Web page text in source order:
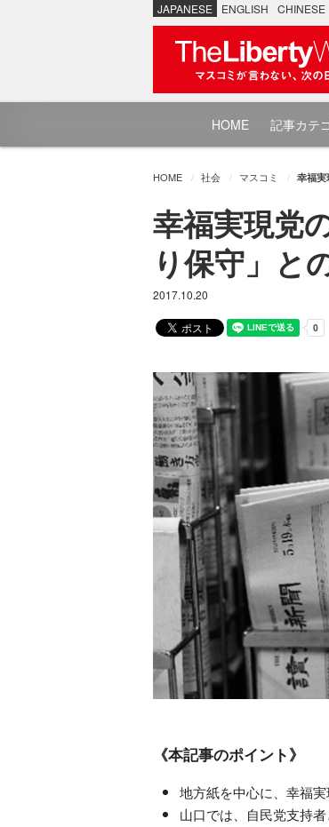
JAPANESE ENGLISH CHINESE
HOME 記事カテ
HOME 社会 マスコミ 幸福実
幸福実現党
り保守」と
2017.10.20
《本記事のポイント》
地方紙を中心に、幸福
山口では、自民党支持